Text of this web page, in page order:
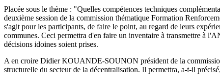
Placée sous le thème : "Quelles compétences techniques
deuxième session de la commission thématique Formation
s'agit pour les participants, de faire le point, au regard de leurs
communes. Ceci permettra d'en faire un inventaire à transmettre à
décisions idoines soient prises.
A en croire Didier KOUANDE-SOUNON président de la
structurelle du secteur de la décentralisation. Il permettra, a-t-il